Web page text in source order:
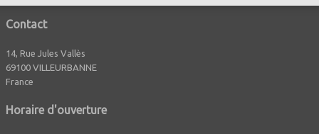
Contact
14, Rue Jules Vallès
69100 VILLEURBANNE
France
Horaire d'ouverture